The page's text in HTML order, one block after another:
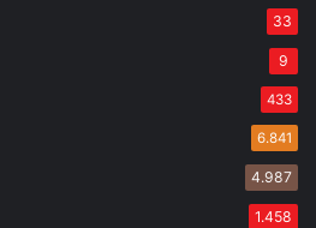
33
9
433
6.841
4.987
1.458